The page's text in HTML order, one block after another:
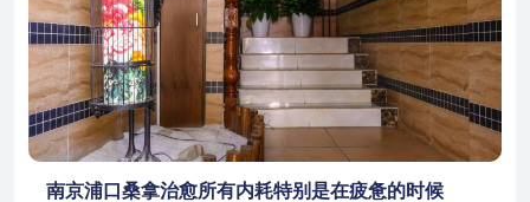
南京浦口桑拿治愈所有内耗特别是在疲惫的时候